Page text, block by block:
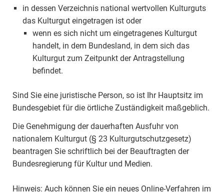
in dessen Verzeichnis national wertvollen Kulturguts
das Kulturgut eingetragen ist oder
wenn es sich nicht um eingetragenes Kulturgut
handelt, in dem Bundesland, in dem sich das
Kulturgut zum Zeitpunkt der Antragstellung
befindet.
Sind Sie eine juristische Person, so ist Ihr Hauptsitz im
Bundesgebiet für die örtliche Zuständigkeit maßgeblich.
Die Genehmigung der dauerhaften Ausfuhr von
nationalem Kulturgut (§ 23 Kulturgutschutzgesetz)
beantragen Sie schriftlich bei der Beauftragten der
Bundesregierung für Kultur und Medien.
Hinweis: Auch können Sie ein neues Online-Verfahren im